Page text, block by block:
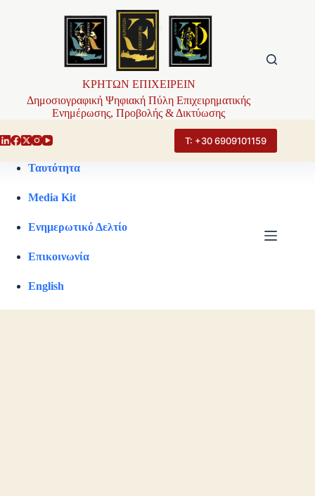
ΚΡΗΤΩΝ ΕΠΙΧΕΙΡΕΙΝ
Δημοσιογραφική Ψηφιακή Πύλη Επιχειρηματικής
Ενημέρωσης, Προβολής & Δικτύωσης
Τ: +30 6909101159
Ταυτότητα
Media Kit
Ενημερωτικό Δελτίο
Επικοινωνία
English